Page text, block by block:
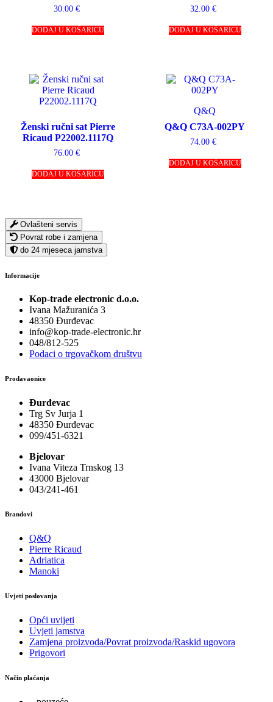
30.00 €
DODAJ U KOŠARICU
32.00€
DODAJ U KOŠARICU
Ženski ručni sat Pierre
Ricaud P22002.1117Q
76.00 €
DODAJ U KOŠARICU
Q&Q
Q&Q C73A-002PY
74.00€
DODAJ U KOŠARICU
Ovlašteni servis
Povrat robe i zamjena
do 24 mjeseca jamstva
Informacije
Kop-trade electronic d.o.o.
Ivana Mažuranića 3
48350 Đurđevac
info@kop-trade-electronic.hr
048/812-525
Podaci o trgovačkom društvu
Prodavaonice
Đurđevac
Trg Sv Jurja 1
48350 Đurđevac
099/451-6321
Bjelovar
Ivana Viteza Trnskog 13
43000 Bjelovar
043/241-461
Brandovi
Q&Q
Pierre Ricaud
Adriatica
Manoki
Uvjeti poslovanja
Opći uvijeti
Uvjeti jamstva
Zamjena proizvoda/Povrat proizvoda/Raskid ugovora
Prigovori
Način plaćanja